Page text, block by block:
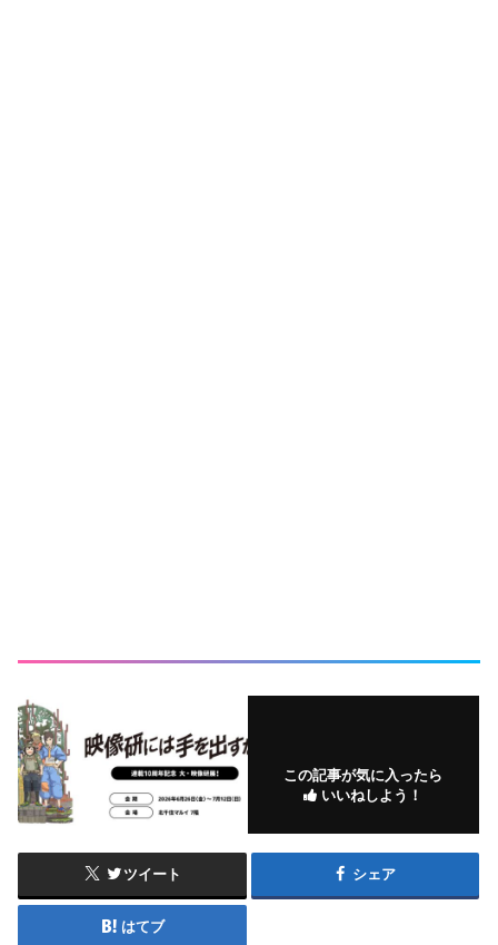
この記事が気に入ったら
いいねしよう！
ツイート シェア
はてブ